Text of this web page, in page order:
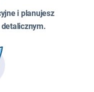
i planujesz